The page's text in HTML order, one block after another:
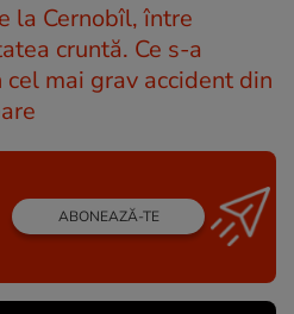
la Cernobîl, între
cruntă. Ce s-a
mai grav accident din
ABONEAZĂ-TE